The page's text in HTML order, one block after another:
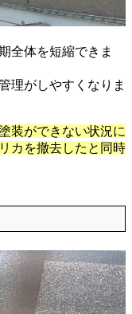
全体を短縮できま
理がしやすくなりま
装ができない状況に
カを撤去したと同時